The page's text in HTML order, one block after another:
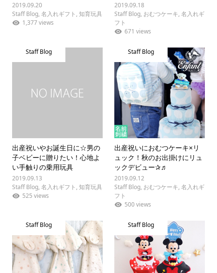
2019.09.20
Staff Blog, 名入れギフト , 知育玩具
1,377 views
2019.09.18
Staff Blog, おむつケーキ,名入れギ
フト
671 views
Staff Blog
出産祝いやお誕生日に☆男の
子ベビーに贈りたい！心地よ
い手触りの乗用玩具
2019.09.13
Staff Blog, 名入れギフト , 知育玩具
525 views
Staff Blog
出産祝いにおむつケーキ×リ
ュック！秋のお出掛けにリュ
ックデビュー✰♬
2019.09.12
Staff Blog, おむつケーキ,名入れギ
フト
500 views
Staff Blog Staff Blog